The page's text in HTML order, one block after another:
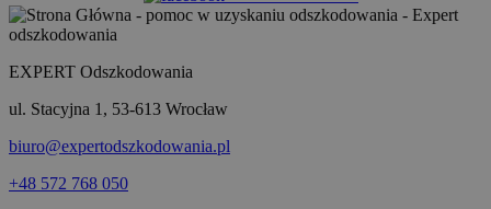
EXPERT Odszkodowania
ul. Stacyjna 1, 53-613 Wrocław
biuro@expertodszkodowania.pl
+48 572 768 050